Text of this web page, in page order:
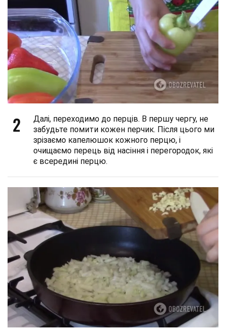
2
Далі, переходимо до перців. В першу чергу, не
забудьте помити кожен перчик. Після цього ми
зрізаємо капелюшок кожного перцю, і
очищаємо перець від насіння і перегородок, які
є всередині перцю.